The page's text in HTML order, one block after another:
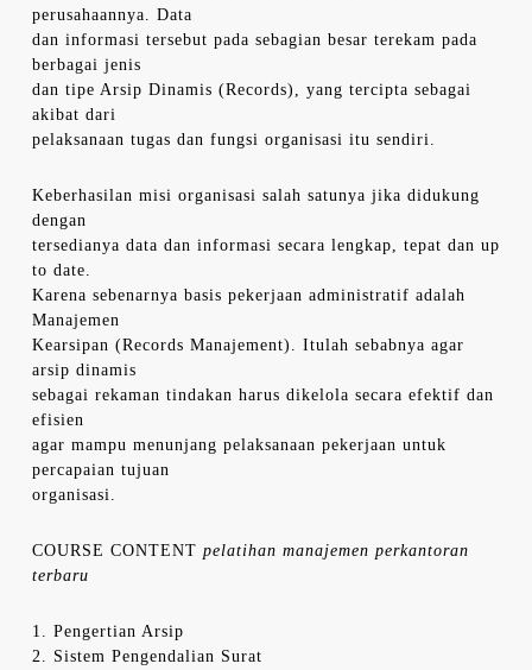
perusahaannya. Data
dan informasi tersebut pada sebagian besar terekam pada
berbagai jenis
dan tipe Arsip Dinamis (Records), yang tercipta sebagai
akibat dari
pelaksanaan tugas dan fungsi organisasi itu sendiri.
Keberhasilan misi organisasi salah satunya jika didukung
dengan
tersedianya data dan informasi secara lengkap, tepat dan up
to date.
Karena sebenarnya basis pekerjaan administratif adalah
Manajemen
Kearsipan (Records Manajement). Itulah sebabnya agar
arsip dinamis
sebagai rekaman tindakan harus dikelola secara efektif dan
efisien
agar mampu menunjang pelaksanaan pekerjaan untuk
percapaian tujuan
organisasi.
COURSE CONTENT pelatihan manajemen perkantoran
terbaru
1. Pengertian Arsip
2. Sistem Pengendalian Surat